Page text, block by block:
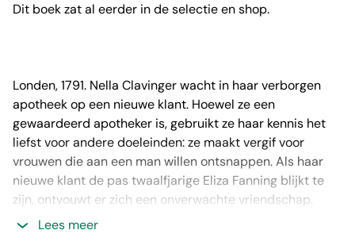
Dit boek zat al eerder in de selectie en shop.
Londen, 1791. Nella Clavinger wacht in haar verborgen
apotheek op een nieuwe klant. Hoewel ze een
gewaardeerd apotheker is, gebruikt ze haar kennis het
liefst voor andere doeleinden: ze maakt vergif voor
vrouwen die aan een man willen ontsnappen. Als haar
nieuwe klant de pas twaalfjarige Eliza Fanning blijkt te
zijn, ontvouwt er zich een onverwachte vriendschap.
Lees meer